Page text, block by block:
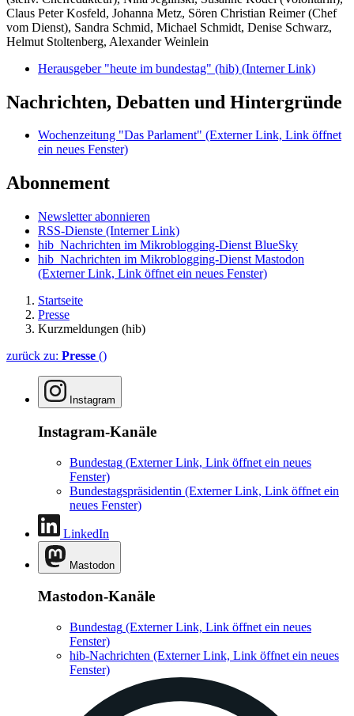
Claus Peter Kosfeld, Johanna Metz, Sören Christian Reimer (Chef
vom Dienst), Sandra Schmid, Michael Schmidt, Denise Schwarz,
Helmut Stoltenberg, Alexander Weinlein
Herausgeber "heute im bundestag" (hib) (Interner Link)
Nachrichten, Debatten und Hintergründe
Wochenzeitung "Das Parlament" (Externer Link, Link öffnet
ein neues Fenster)
Abonnement
Newsletter abonnieren
RSS-Dienste (Interner Link)
hib_Nachrichten im Mikroblogging-Dienst BlueSky
hib_Nachrichten im Mikroblogging-Dienst Mastodon
(Externer Link, Link öffnet ein neues Fenster)
Startseite
Presse
Kurzmeldungen (hib)
zurück zu: Presse ()
Instagram
Instagram-Kanäle
Bundestag (Externer Link, Link öffnet ein neues
Fenster)
Bundestagspräsidentin (Externer Link, Link öffnet ein
neues Fenster)
LinkedIn
Mastodon
Mastodon-Kanäle
Bundestag (Externer Link, Link öffnet ein neues
Fenster)
hib-Nachrichten (Externer Link, Link öffnet ein neues
Fenster)